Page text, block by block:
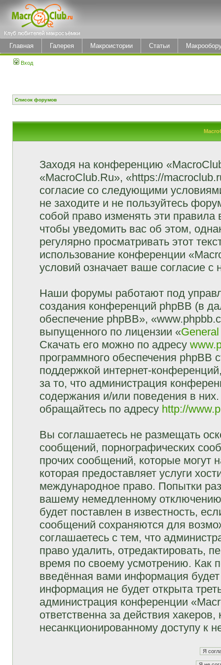
Главная Галерея Макроистории Статьи
Вход
Список форумов
Заходя на конференцию
«MacroClub.Ru», «https://
согласие со следующими
не заходите и не пользуйтесь
собой право изменять эти
чтобы уведомить вас об этом,
регулярно просматривать этот
использование конференции
условий означает ваше согласие с
Наши форумы работают под
создания конференций phpBB (в
обеспечение phpBB»,
выпущенного по лицензии «
Скачать его можно по адресу
программного обеспечения phpBB
поддержкой интернет-
за то, что администрация
содержания и/или поведения в
обращайтесь по адресу http://
Вы соглашаетесь не размещать
сообщений, порнографических
прочих сообщений, которые могут
которая предоставляет услуги
международное право. Попытки
вашему немедленному
будет поставлен в известность,
сообщений сохраняются для
соглашаетесь с тем, что
право удалить, отредактировать,
время по своему усмотрению. Как
введённая вами информация
информация не будет открыта
администрация конференции
ответственна за действия
несанкционированному доступу к